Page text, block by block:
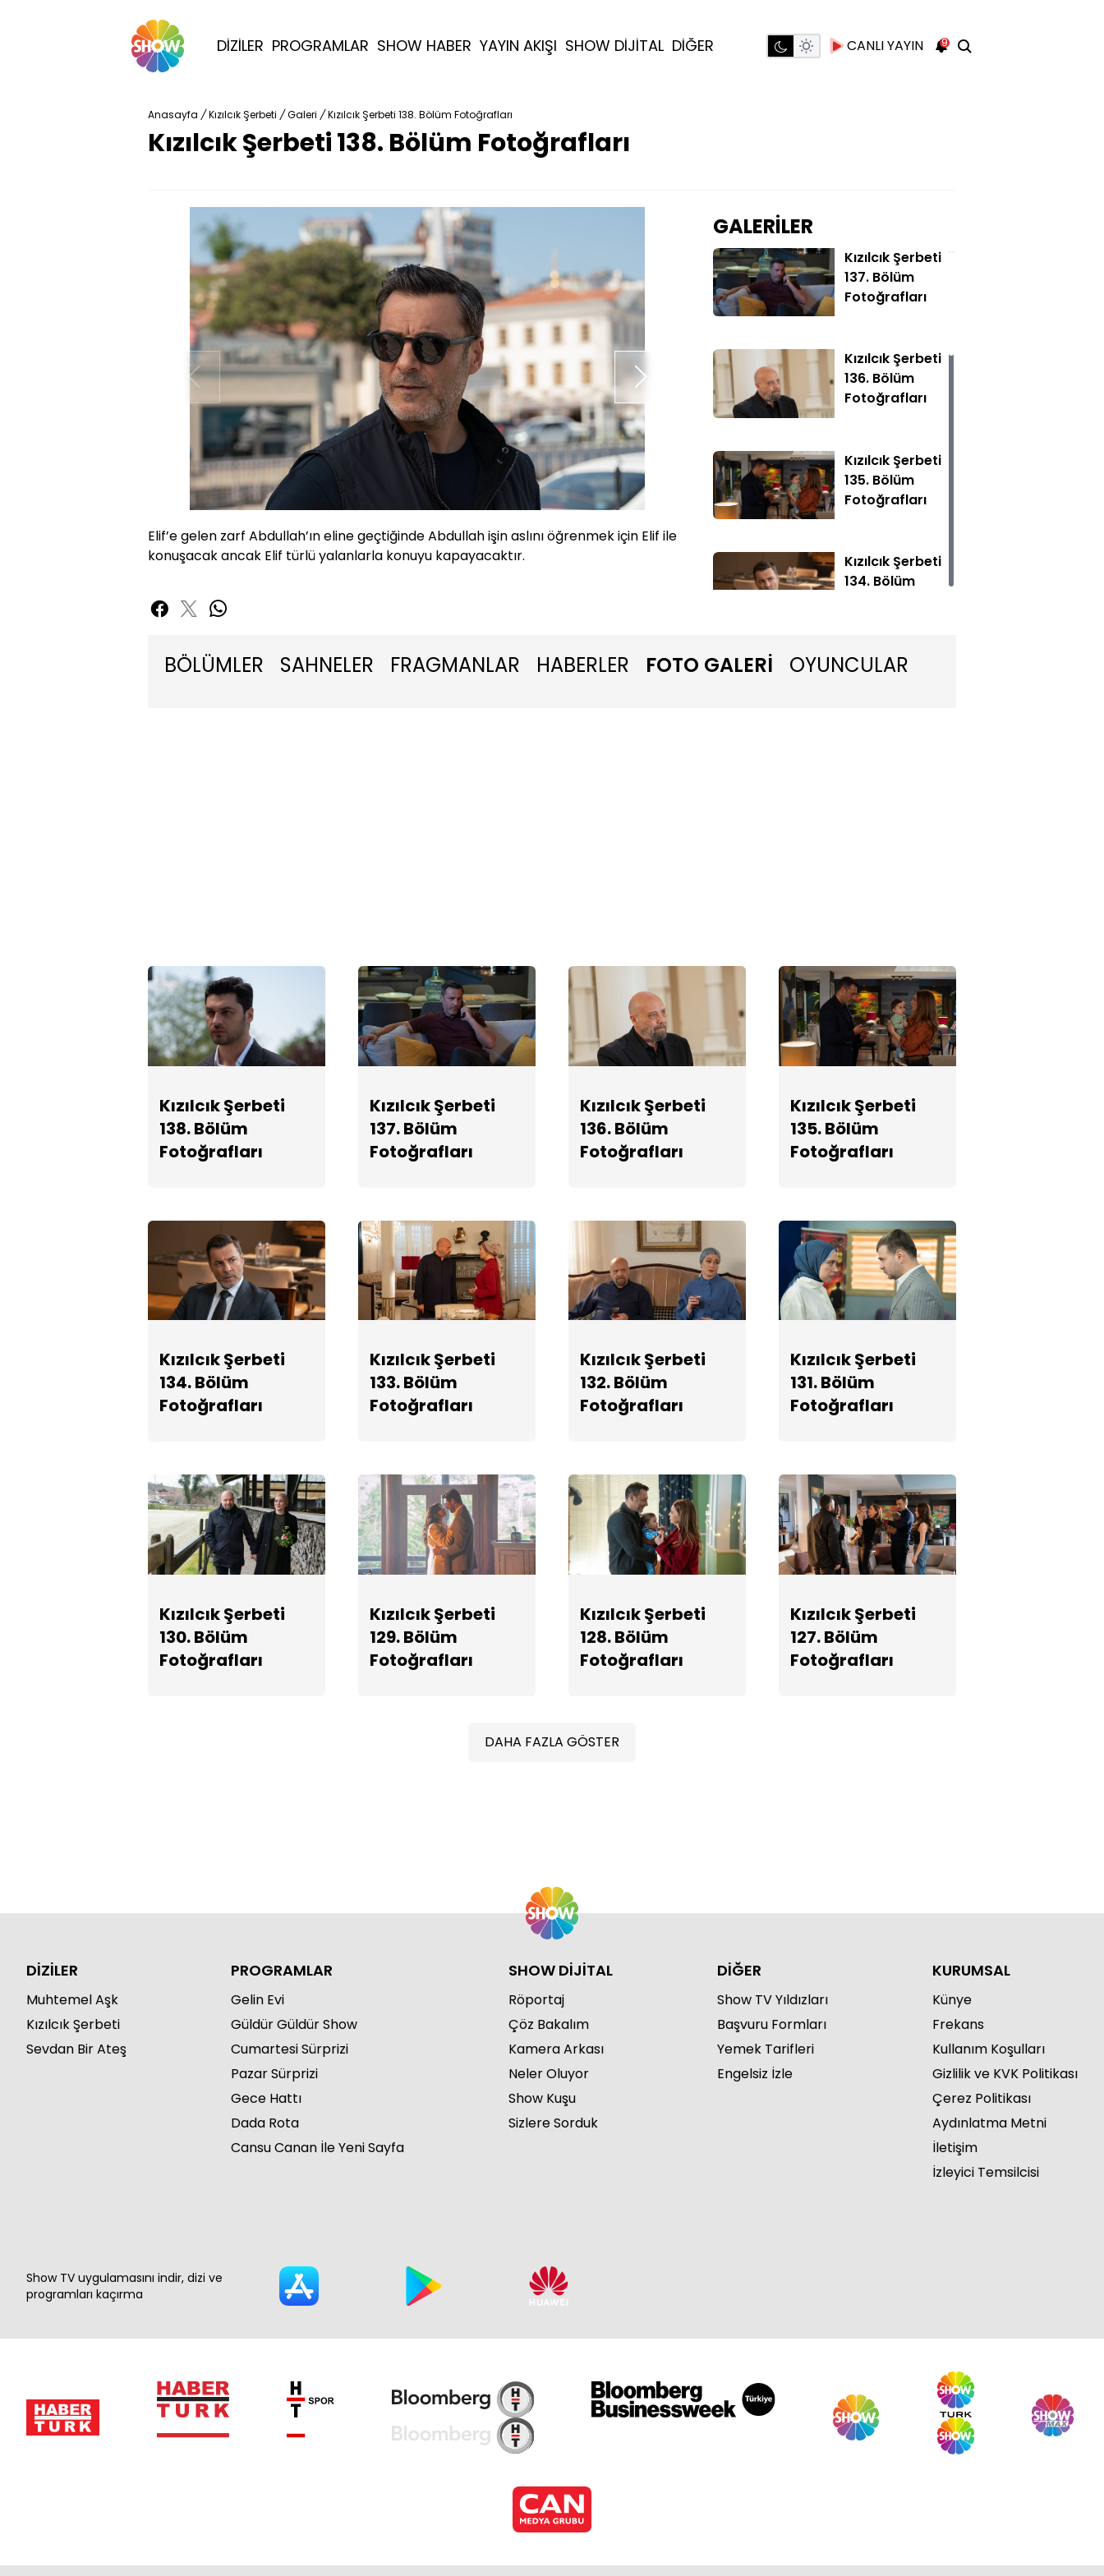
DİZİLER PROGRAMLAR SHOW HABER YAYIN AKIŞI SHOW DİJİTAL DİĞER CANLI YAYIN 9
Anasayfa / Kızılcık Şerbeti / Galeri / Kızılcık Şerbeti 138. Bölüm Fotoğrafları
Kızılcık Şerbeti 138. Bölüm Fotoğrafları
Elif’e gelen zarf Abdullah’ın eline geçtiğinde Abdullah işin aslını öğrenmek için Elif ile
konuşacak ancak Elif türlü yalanlarla konuyu kapayacaktır.
GALERİLER
Kızılcık Şerbeti
137. Bölüm
Fotoğrafları
Kızılcık Şerbeti
136. Bölüm
Fotoğrafları
Kızılcık Şerbeti
135. Bölüm
Fotoğrafları
Kızılcık Şerbeti
134. Bölüm
Kızılcık Şerbeti
Kızılcık Şerbeti
130. Bölüm
Fotoğrafları
Kızılcık Şerbeti
Fotoğrafları
Kızılcık Şerbeti
127. Bölüm
Fotoğrafları
BÖLÜMLER SAHNELER FRAGMANLAR HABERLER FOTO GALERİ OYUNCULAR
Kızılcık Şerbeti
138. Bölüm
Fotoğrafları
Kızılcık Şerbeti
137. Bölüm
Fotoğrafları
Kızılcık Şerbeti
136. Bölüm
Fotoğrafları
Kızılcık Şerbeti
135. Bölüm
Fotoğrafları
Kızılcık Şerbeti
134. Bölüm
Fotoğrafları
Kızılcık Şerbeti
133. Bölüm
Fotoğrafları
Kızılcık Şerbeti
132. Bölüm
Fotoğrafları
Kızılcık Şerbeti
131. Bölüm
Fotoğrafları
Kızılcık Şerbeti
130. Bölüm
Fotoğrafları
Kızılcık Şerbeti
129. Bölüm
Fotoğrafları
Kızılcık Şerbeti
128. Bölüm
Fotoğrafları
Kızılcık Şerbeti
127. Bölüm
Fotoğrafları
DAHA FAZLA GÖSTER
DİZİLER
Muhtemel Aşk
Kızılcık Şerbeti
Sevdan Bir Ateş
PROGRAMLAR
Gelin Evi
Güldür Güldür Show
Cumartesi Sürprizi
Pazar Sürprizi
Gece Hattı
Dada Rota
Cansu Canan İle Yeni Sayfa
SHOW DİJİTAL
Röportaj
Çöz Bakalım
Kamera Arkası
Neler Oluyor
Show Kuşu
Sizlere Sorduk
DİĞER
Show TV Yıldızları
Başvuru Formları
Yemek Tarifleri
Engelsiz İzle
KURUMSAL
Künye
Frekans
Kullanım Koşulları
Gizlilik ve KVK Politikası
Çerez Politikası
Aydınlatma Metni
İletişim
İzleyici Temsilcisi
Show TV uygulamasını indir, dizi ve
programları kaçırma